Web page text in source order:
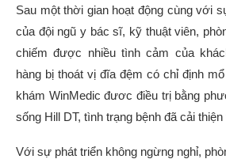
Sau một thời gian hoạt động cùng với
của đội ngũ y bác sĩ, kỹ thuật viên,
chiếm được nhiều tình cảm của
hàng bị thoát vị đĩa đệm có chỉ định
khám WinMedic đươc điều trị bằng
sống Hill DT, tình trạng bệnh đã cải
Với sự phát triển không ngừng nghỉ,